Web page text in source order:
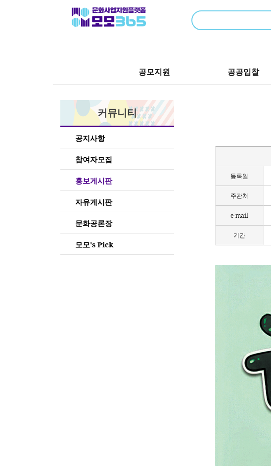
공모지원 공공입찰
커뮤니티
공지사항
참여자모집
홍보게시판
자유게시판
문화공론장
모모's Pick
등록일
주관처
e-mail
기간